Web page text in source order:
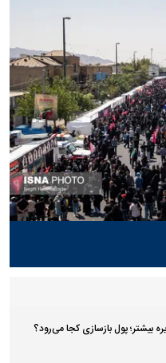
بیشتر؛ پول بازسازی کجا می‌رود؟